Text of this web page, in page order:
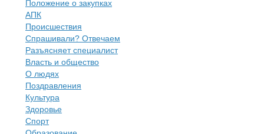
Положение о закупках
АПК
Происшествия
Спрашивали? Отвечаем
Разъясняет специалист
Власть и общество
О людях
Поздравления
Культура
Здоровье
Спорт